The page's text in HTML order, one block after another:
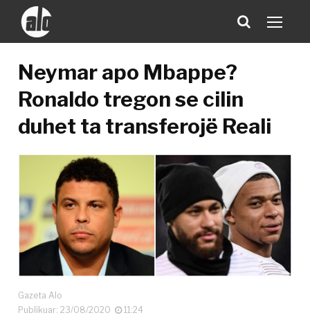
Neymar apo Mbappe?
Ronaldo tregon se cilin
duhet ta transferojë Reali
Gazeta Alo
Publikuar: 23/08/2020
11:24